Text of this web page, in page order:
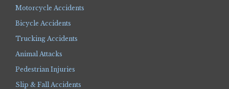
Motorcycle Accidents
Bicycle Accidents
Trucking Accidents
Animal Attacks
Pedestrian Injuries
Slip & Fall Accidents